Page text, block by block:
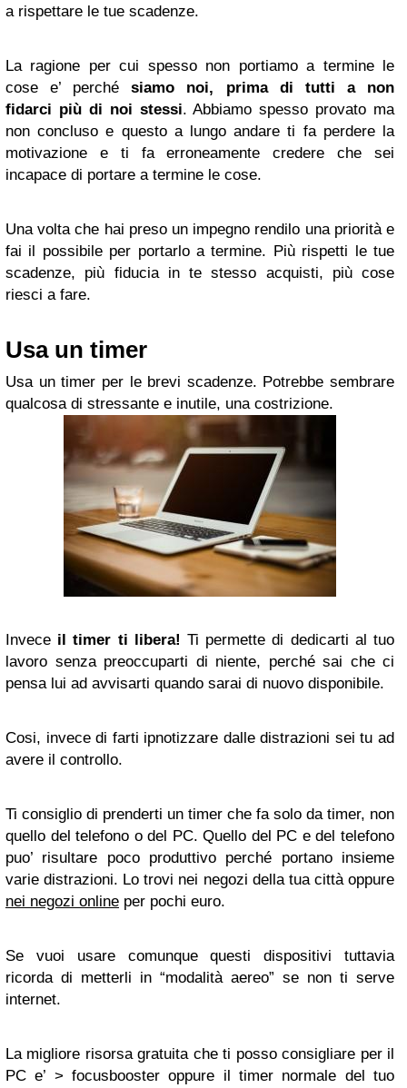
a rispettare le tue scadenze.
La ragione per cui spesso non portiamo a termine le
cose e’ perchésiamo noi, prima di tutti a non
fidarci più di noi stessi. Abbiamo spesso provato ma
non concluso e questo a lungo andare ti fa perdere la
motivazione e ti fa erroneamente credere che sei
incapace di portare a termine le cose.
Una volta che hai preso un impegno rendilo una priorità e
fai il possibile per portarlo a termine. Più rispetti le tue
scadenze, più fiducia in te stesso acquisti, più cose
riesci a fare.
Usa un timer
Usa un timer per le brevi scadenze. Potrebbe sembrare
qualcosa di stressante e inutile, una costrizione.
Invece il timer ti libera!Ti permette di dedicarti al tuo
lavoro senza preoccuparti di niente, perché sai che ci
pensa lui ad avvisarti quando sarai di nuovo disponibile.
Cosi, invece di farti ipnotizzare dalle distrazioni sei tu ad
avere il controllo.
Ti consiglio di prenderti un timer che fa solo da timer, non
quello del telefono o del PC. Quello del PC e del telefono
puo’ risultare poco produttivo perché portano insieme
varie distrazioni. Lo trovi nei negozi della tua città oppure
nei negozi online per pochi euro.
Se vuoi usare comunque questi dispositivi tuttavia
ricorda di metterli in “modalità aereo” se non ti serve
internet.
La migliore risorsa gratuita che ti posso consigliare per il
PC e’ > focusboosteroppure il timer normale del tuo